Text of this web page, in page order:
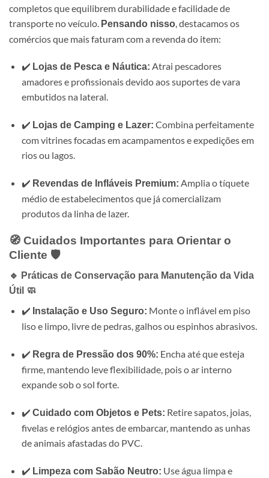
completos que equilibrem durabilidade e facilidade de
transporte no veículo. Pensando nisso , destacamos os
comércios que mais faturam com a revenda do item:
✔️ Lojas de Pesca e Náutica: Atrai pescadores
amadores e profissionais devido aos suportes de vara
embutidos na lateral.
✔️ Lojas de Camping e Lazer: Combina perfeitamente
com vitrines focadas em acampamentos e expedições em
rios ou lagos.
✔️ Revendas de Infláveis Premium: Amplia o tíquete
médio de estabelecimentos que já comercializam
produtos da linha de lazer.
🧭 Cuidados Importantes para Orientar o
Cliente 🛡️
🔹 Práticas de Conservação para Manutenção da Vida
Útil 🧼
✔️ Instalação e Uso Seguro: Monte o inflável em piso
liso e limpo, livre de pedras, galhos ou espinhos abrasivos.
✔️ Regra de Pressão dos 90%: Encha até que esteja
firme, mantendo leve flexibilidade, pois o ar interno
expande sob o sol forte.
✔️ Cuidado com Objetos e Pets: Retire sapatos, joias,
fivelas e relógios antes de embarcar, mantendo as unhas
de animais afastadas do PVC.
✔️ Limpeza com Sabão Neutro: Use água limpa e